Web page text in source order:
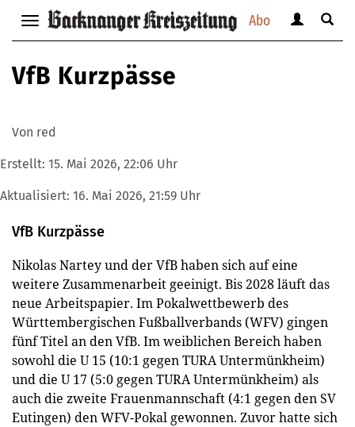
Abo
Navigation
anzeigen
bzw.
verbergen
anzeigen
Suche
VfB Kurzpässe
Von red
Erstellt: 15. Mai 2026, 22:06 Uhr
Aktualisiert: 16. Mai 2026, 21:59 Uhr
VfB Kurzpässe
Nikolas Nartey und der VfB haben sich auf eine
weitere Zusammenarbeit geeinigt. Bis 2028 läuft das
neue Arbeitspapier. Im Pokalwettbewerb des
Württembergischen Fußballverbands (WFV) gingen
fünf Titel an den VfB. Im weiblichen Bereich haben
sowohl die U 15 (10:1 gegen TURA Untermünkheim)
und die U 17 (5:0 gegen TURA Untermünkheim) als
auch die zweite Frauenmannschaft (4:1 gegen den SV
Eutingen) den WFV-Pokal gewonnen. Zuvor hatte sich